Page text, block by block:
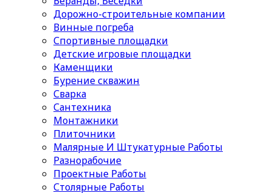
Дорожно-строительные компании
Винные погреба
Спортивные площадки
Детские игровые площадки
Каменщики
Бурение скважин
Сварка
Сантехника
Монтажники
Плиточники
Малярные И Штукатурные Работы
Разнорабочие
Проектные Работы
Столярные Работы